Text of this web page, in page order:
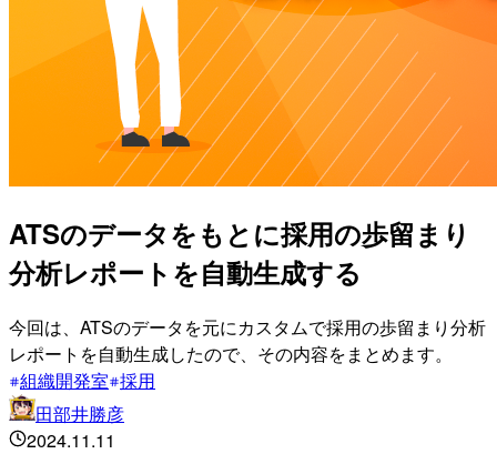
ATSのデータをもとに採用の歩留まり
分析レポートを自動生成する
今回は、ATSのデータを元にカスタムで採用の歩留まり分析
レポートを自動生成したので、その内容をまとめます。
組織開発室 採用
田部井勝彦
2024.11.11